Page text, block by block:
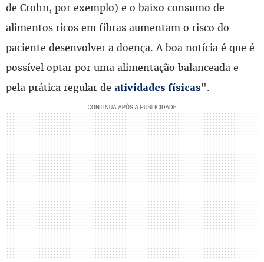
de Crohn, por exemplo) e o baixo consumo de
alimentos ricos em fibras aumentam o risco do
paciente desenvolver a doença. A boa notícia é que é
possível optar por uma alimentação balanceada e
pela prática regular de atividades físicas".